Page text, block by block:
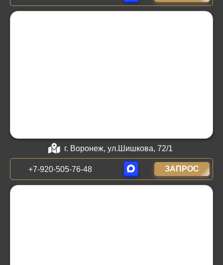
г. Воронеж, ул.Шишкова, 72/1
+7-920-505-76-48 ЗАПРОС